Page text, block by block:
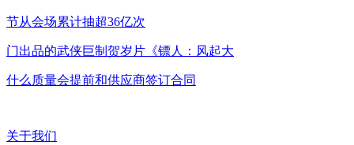
节从会场累计抽超36亿次
门出品的武侠巨制贺岁片《镖人：风起大
什么质量会提前和供应商签订合同
关于我们